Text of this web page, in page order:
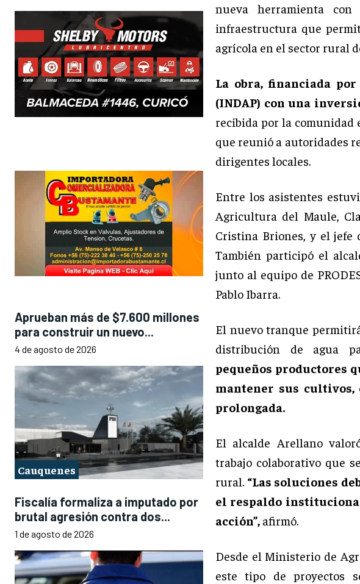
Aprueban más de $7.600 millones
para construir un nuevo...
4 de agosto de 2026
Cauquenes
Fiscalía formaliza a imputado por
brutal agresión contra dos...
1 de agosto de 2026
nueva herramienta
infraestructura que
agrícola en el sector rural
La obra, financiada
(INDAP) con una
recibida por la comunidad
que reunió a autoridades
dirigentes locales.
Entre los asistentes
Agricultura del Maule,
Cristina Briones, y el jefe
También participó el
junto al equipo de
Pablo Ibarra.
El nuevo tranque
distribución de agua
pequeños productores
mantener sus cultivos,
prolongada.
El alcalde Arellano
trabajo colaborativo que
rural. “Las soluciones
el respaldo
acción”, afirmó.
Desde el Ministerio de
este tipo de proyectos